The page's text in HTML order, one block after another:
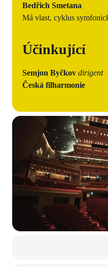
Bedřich Smetana
Má vlast, cyklus
Účinkující
Semjon Byčkov dirigent
Česká filharmonie